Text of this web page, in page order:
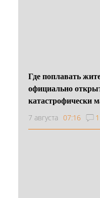
Где поплавать
официально
катастрофически
7 августа 07:16